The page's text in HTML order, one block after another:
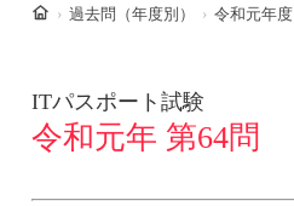
ホーム
過去問（年度別） 令和元年度
ITパスポート試験
令和元年 第64問